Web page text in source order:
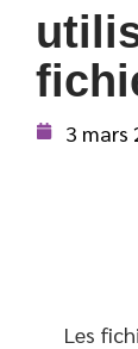
3 mars
Les